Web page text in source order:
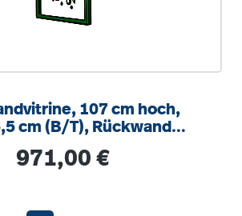
107 cm hoch,
cm (B/T), Rückwand
Regulärer Preis:
971,00 €